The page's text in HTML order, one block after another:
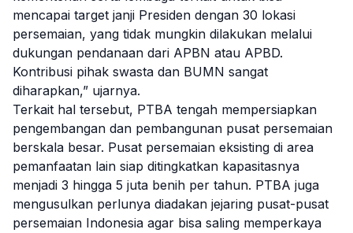
mencapai target janji Presiden dengan 30 lokasi
persemaian, yang tidak mungkin dilakukan melalui
dukungan pendanaan dari APBN atau APBD.
Kontribusi pihak swasta dan BUMN sangat
diharapkan,” ujarnya.
Terkait hal tersebut, PTBA tengah mempersiapkan
pengembangan dan pembangunan pusat persemaian
berskala besar. Pusat persemaian eksisting di area
pemanfaatan lain siap ditingkatkan kapasitasnya
menjadi 3 hingga 5 juta benih per tahun. PTBA juga
mengusulkan perlunya diadakan jejaring pusat-pusat
persemaian Indonesia agar bisa saling memperkaya